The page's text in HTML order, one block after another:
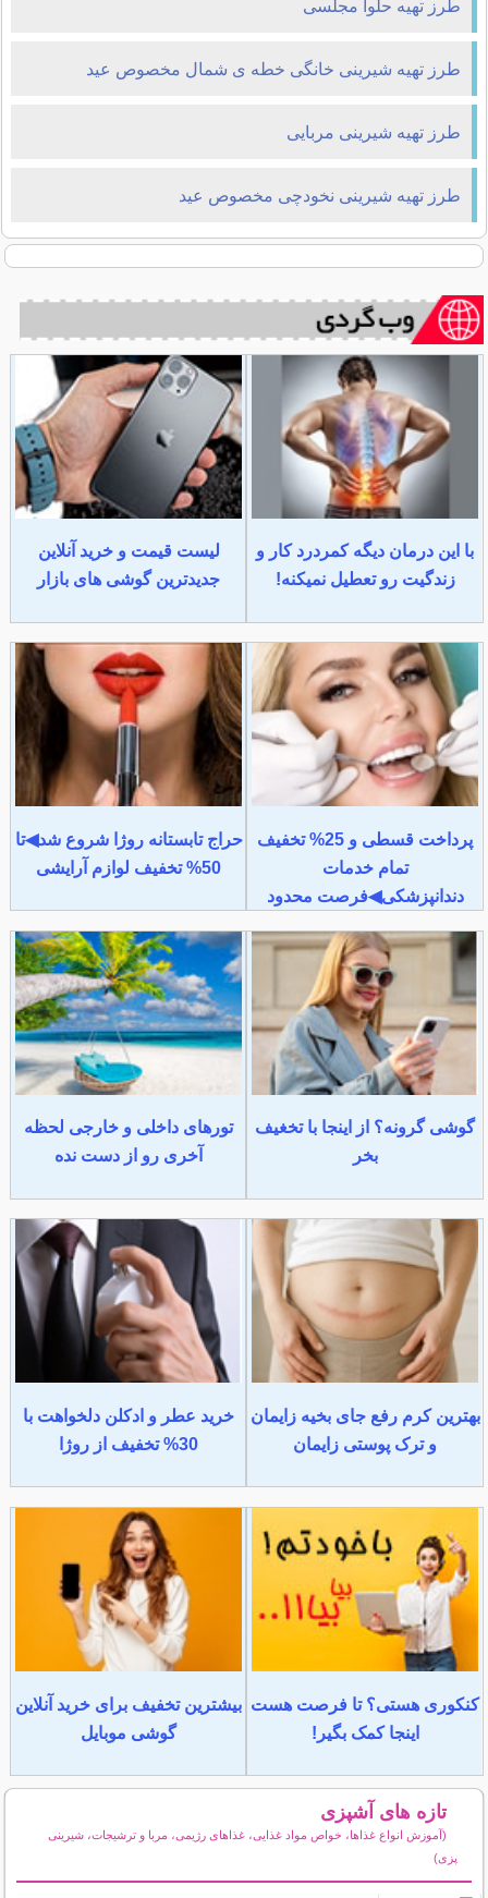
طرز تهیه حلوا مجلسی
طرز تهیه شیرینی خانگی خطه ی شمال مخصوص عید
طرز تهیه شیرینی مربایی
طرز تهیه شیرینی نخودچی مخصوص عید
با این درمان دیگه کمردرد کار و
زندگیت رو تعطیل نمیکنه!
لیست قیمت و خرید آنلاین
جدیدترین گوشی های بازار
پرداخت قسطی و 25% تخفیف
تمام خدمات
دندانپزشکی◀فرصت محدود
حراج تابستانه روژا شروع شد◀تا
50% تخفیف لوازم آرایشی
گوشی گرونه؟ از اینجا با تخغیف
بخر
تورهای داخلی و خارجی لحظه
آخری رو از دست نده
بهترین کرم رفع جای بخیه زایمان
و ترک پوستی زایمان
خرید عطر و ادکلن دلخواهت با
30% تخفیف از روژا
کنکوری هستی؟ تا فرصت هست
اینجا کمک بگیر!
بیشترین تخفیف برای خرید آنلاین
گوشی موبایل
تازه های آشپزی
(آموزش انواع غذاها، خواص مواد غذایی، غذاهای رژیمی، مربا و ترشیجات، شیرینی
پزی)